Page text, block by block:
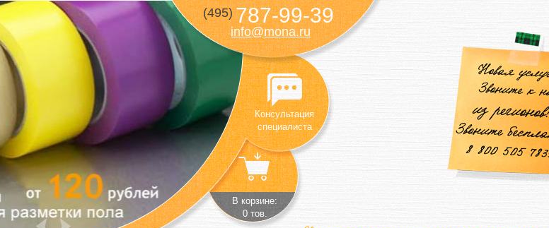
(495)787-99-39
info@mona.ru
Консультация
специалиста
В корзине:
0 тов.